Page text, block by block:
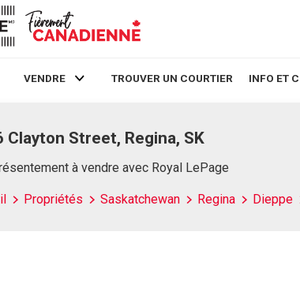
VENDRE TROUVER UN COURTIER INFO ET
Clayton Street, Regina, SK
à vendre avec Royal LePage
Propriétés Saskatchewan Regina Dieppe